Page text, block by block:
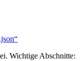
Wichtige Abschnitte: